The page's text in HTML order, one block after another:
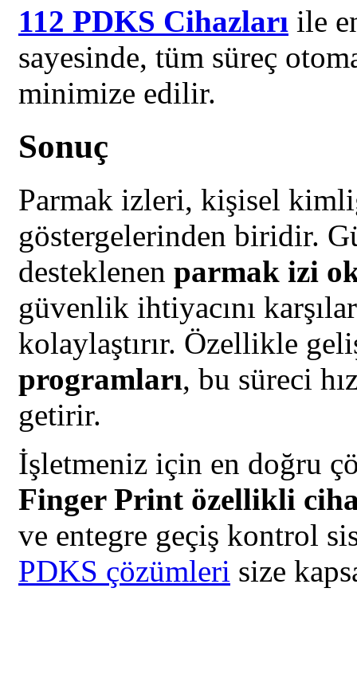
112 PDKS Cihazları ile
sayesinde, tüm süreç
minimize edilir.
Sonuç
Parmak izleri, kişisel
göstergelerinden biridir.
desteklenen parmak izi
güvenlik ihtiyacını
kolaylaştırır. Özellikle
programları, bu süreci
getirir.
İşletmeniz için en doğru
Finger Print özellikli
ve entegre geçiş kontrol
PDKS çözümleri size